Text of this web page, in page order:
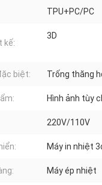
TPU+PC/PC
kế:
3D
biệt: Trống thăng
Hình ảnh tùy
220V/110V
Máy in nhiệt
Máy ép nhiệt